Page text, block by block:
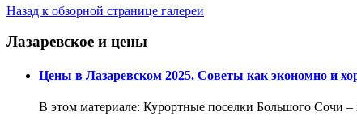
Назад к обзорной странице галереи
Лазаревское и цены
Цены в Лазаревском 2025. Советы как экономно и
В этом материале: Курортные поселки Большого Сочи –